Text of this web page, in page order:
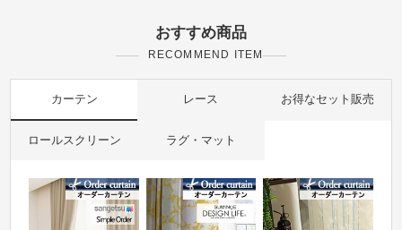
おすすめ商品
RECOMMEND ITEM
カーテン レース お得なセット販売
ロールスクリーン ラグ・マット